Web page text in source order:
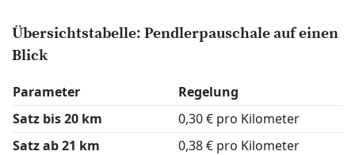
Übersichtstabelle: Pendlerpauschale auf einen
Blick
Parameter
Regelung
Satz bis 20 km
0,30 € pro Kilometer
Satz ab 21 km
0,38 € pro Kilometer